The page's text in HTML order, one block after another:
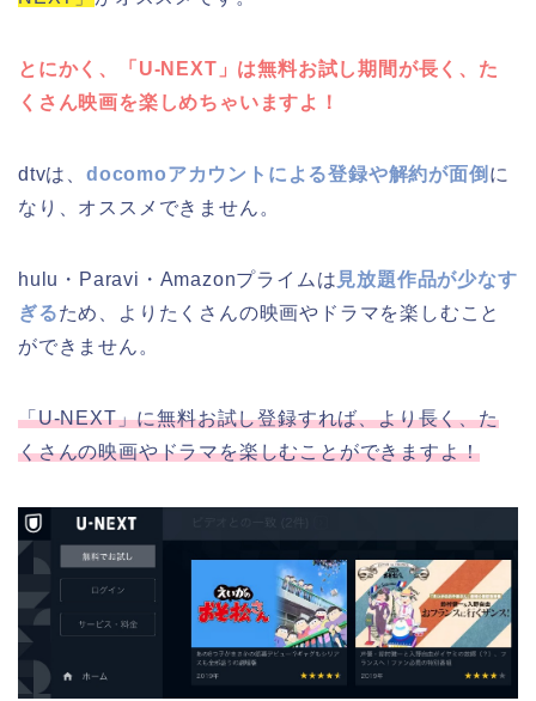
とにかく、「U-NEXT」は無料お試し期間が長く、た
くさん映画を楽しめちゃいますよ！
dtvは、 docomoアカウントによる登録や解約が面倒 に
なり、オススメできません。
hulu・Paravi・Amazonプライムは 見放題作品が少なす
ぎるため、よりたくさんの映画やドラマを楽しむこと
ができません。
「U-NEXT」に無料お試し登録すれば、より長く、た
くさんの映画やドラマを楽しむことができますよ！